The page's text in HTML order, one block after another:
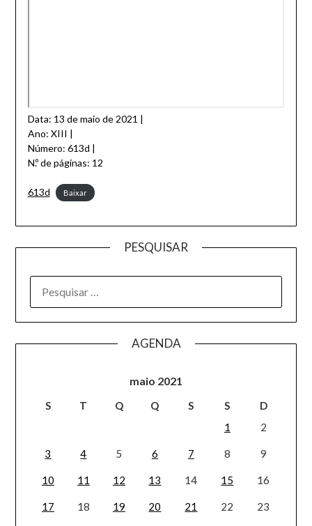
Data: 13 de maio de 2021 |
Ano: XIII |
Número: 613d |
N.º de páginas: 12
613d Baixar
PESQUISAR
AGENDA
maio 2021
S T Q Q S S
D
1
2
3 4 5 6 7 8 9
10 11 12 13 14 15 16
17 18 19 20 21 22 23